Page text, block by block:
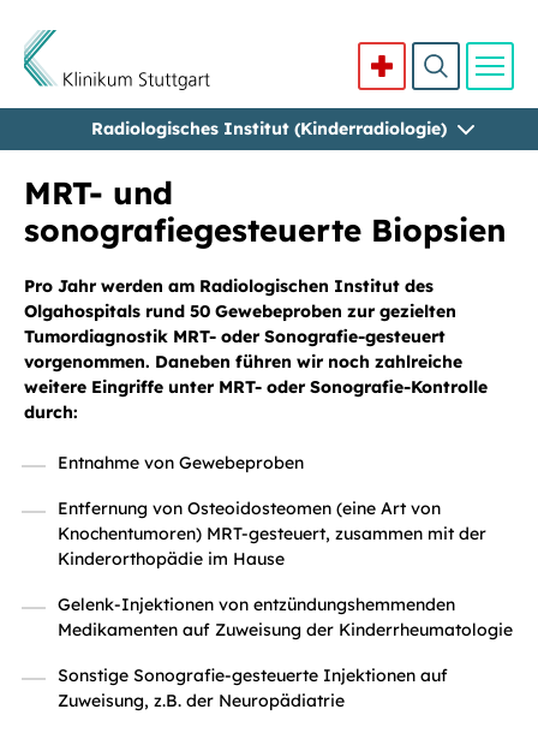
Direkt zum InhaltRadiologisches Institut (Kinderradiologie)
MRT- und
sonografiegesteuerte Biopsien
Pro Jahr werden am Radiologischen Institut des
Olgahospitals rund 50 Gewebeproben zur gezielten
Tumordiagnostik MRT- oder Sonografie-gesteuert
vorgenommen. Daneben führen wir noch zahlreiche
weitere Eingriffe unter MRT- oder Sonografie-Kontrolle
durch:
Entnahme von Gewebeproben
Entfernung von Osteoidosteomen (eine Art von
Knochentumoren) MRT-gesteuert, zusammen mit der
Kinderorthopädie im Hause
Gelenk-Injektionen von entzündungshemmenden
Medikamenten auf Zuweisung der Kinderrheumatologie
Sonstige Sonografie-gesteuerte Injektionen auf
Zuweisung, z.B. der Neuropädiatrie